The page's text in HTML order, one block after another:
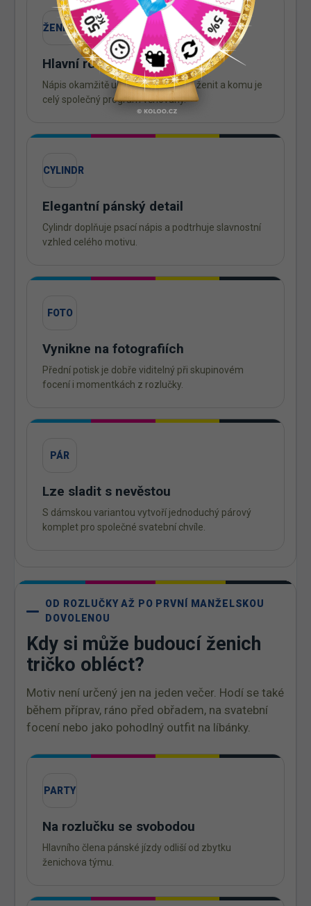
ŽENICH
Hlavní role je jasná
Nápis okamžitě ukáže, kdo se bude ženit a komu je
celý společný program věnovaný.
CYLINDR
Elegantní pánský detail
Cylindr doplňuje psací nápis a podtrhuje slavnostní
vzhled celého motivu.
FOTO
Vynikne na fotografiích
Přední potisk je dobře viditelný při skupinovém
focení i momentkách z rozlučky.
PÁR
Lze sladit s nevěstou
S dámskou variantou vytvoří jednoduchý párový
komplet pro společné svatební chvíle.
OD ROZLUČKY AŽ PO PRVNÍ MANŽELSKOU
DOVOLENOU
Kdy si může budoucí ženich
tričko obléct?
Motiv není určený jen na jeden večer. Hodí se také
během příprav, ráno před obřadem, na svatební
focení nebo jako pohodlný outfit na líbánky.
PARTY
Na rozlučku se svobodou
Hlavního člena pánské jízdy odliší od zbytku
ženichova týmu.